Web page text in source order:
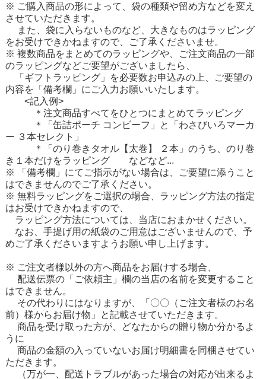
※ ご購入商品の形によって、袋の種類や留め方などを変え
させていただきます。
また、袋に入らないものなど、大きなものはラッピング
をお受けできかねますので、ご了承くださいませ。
※ 複数商品をまとめてのラッピングや、ご注文商品の一部
のラッピングなどご要望がございましたら、
「ギフトラッピング」を必要数お申込みの上、ご要望の
内容を「備考欄」にご入力お願いいたします。
<記入例>
＊注文商品すべてをひとつにまとめてラッピング
＊「缶詰ポーチ コンビーフ」と「わさびいろマーカ
ー ３本セレクト」
＊「のり巻きタオル【太巻】 ２本」のうち、のり巻
き１本だけをラッピング などなど...
※ 「備考欄」にてご指示がない場合は、ご要望に添うこと
はできませんのでご了承ください。
※ 無料ラッピングをご選択の場合、ラッピング方法の指定
はお受けできかねますので、
ラッピング方法については、当店におまかせください。
なお、手提げ用の紙袋のご用意はございませんので、予
めご了承くださいますようお願い申し上げます。
※ ご注文者様以外の方へ商品をお届けする場合、
配送伝票の「ご依頼主」欄の当店の名前を変更すること
はできません。
その代わりにはなりますが、「〇〇（ご注文者様のお名
前）様からお届け物」と記載させていただきます。
商品を受け取った方が、どなたからの贈り物か分かるよ
うに
商品の金額の入っていないお届け明細書を同梱させてい
ただきます。
（万が一、配送トラブルがあった場合の対応が出来るよ